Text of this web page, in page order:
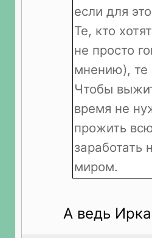
если для
Те, кто
не просто
мнению), те
Чтобы
время не
прожить
заработать
миром.
А ведь